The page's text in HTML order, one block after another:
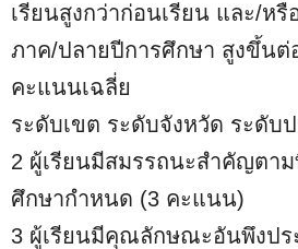
เรียนสูงกว่าก่อนเรียน และ/ห
ภาค/ปลายปีการศึกษา สูงขึ้นต่
คะแนนเฉลี่ย
ระดับเขต ระดับจังหวัด ระดับ
2 ผู้เรียนมีสมรรถนะสำคัญตา
ศึกษากำหนด (3 คะแนน)
3 ผู้เรียนมีคุณลักษณะอันพึงปร